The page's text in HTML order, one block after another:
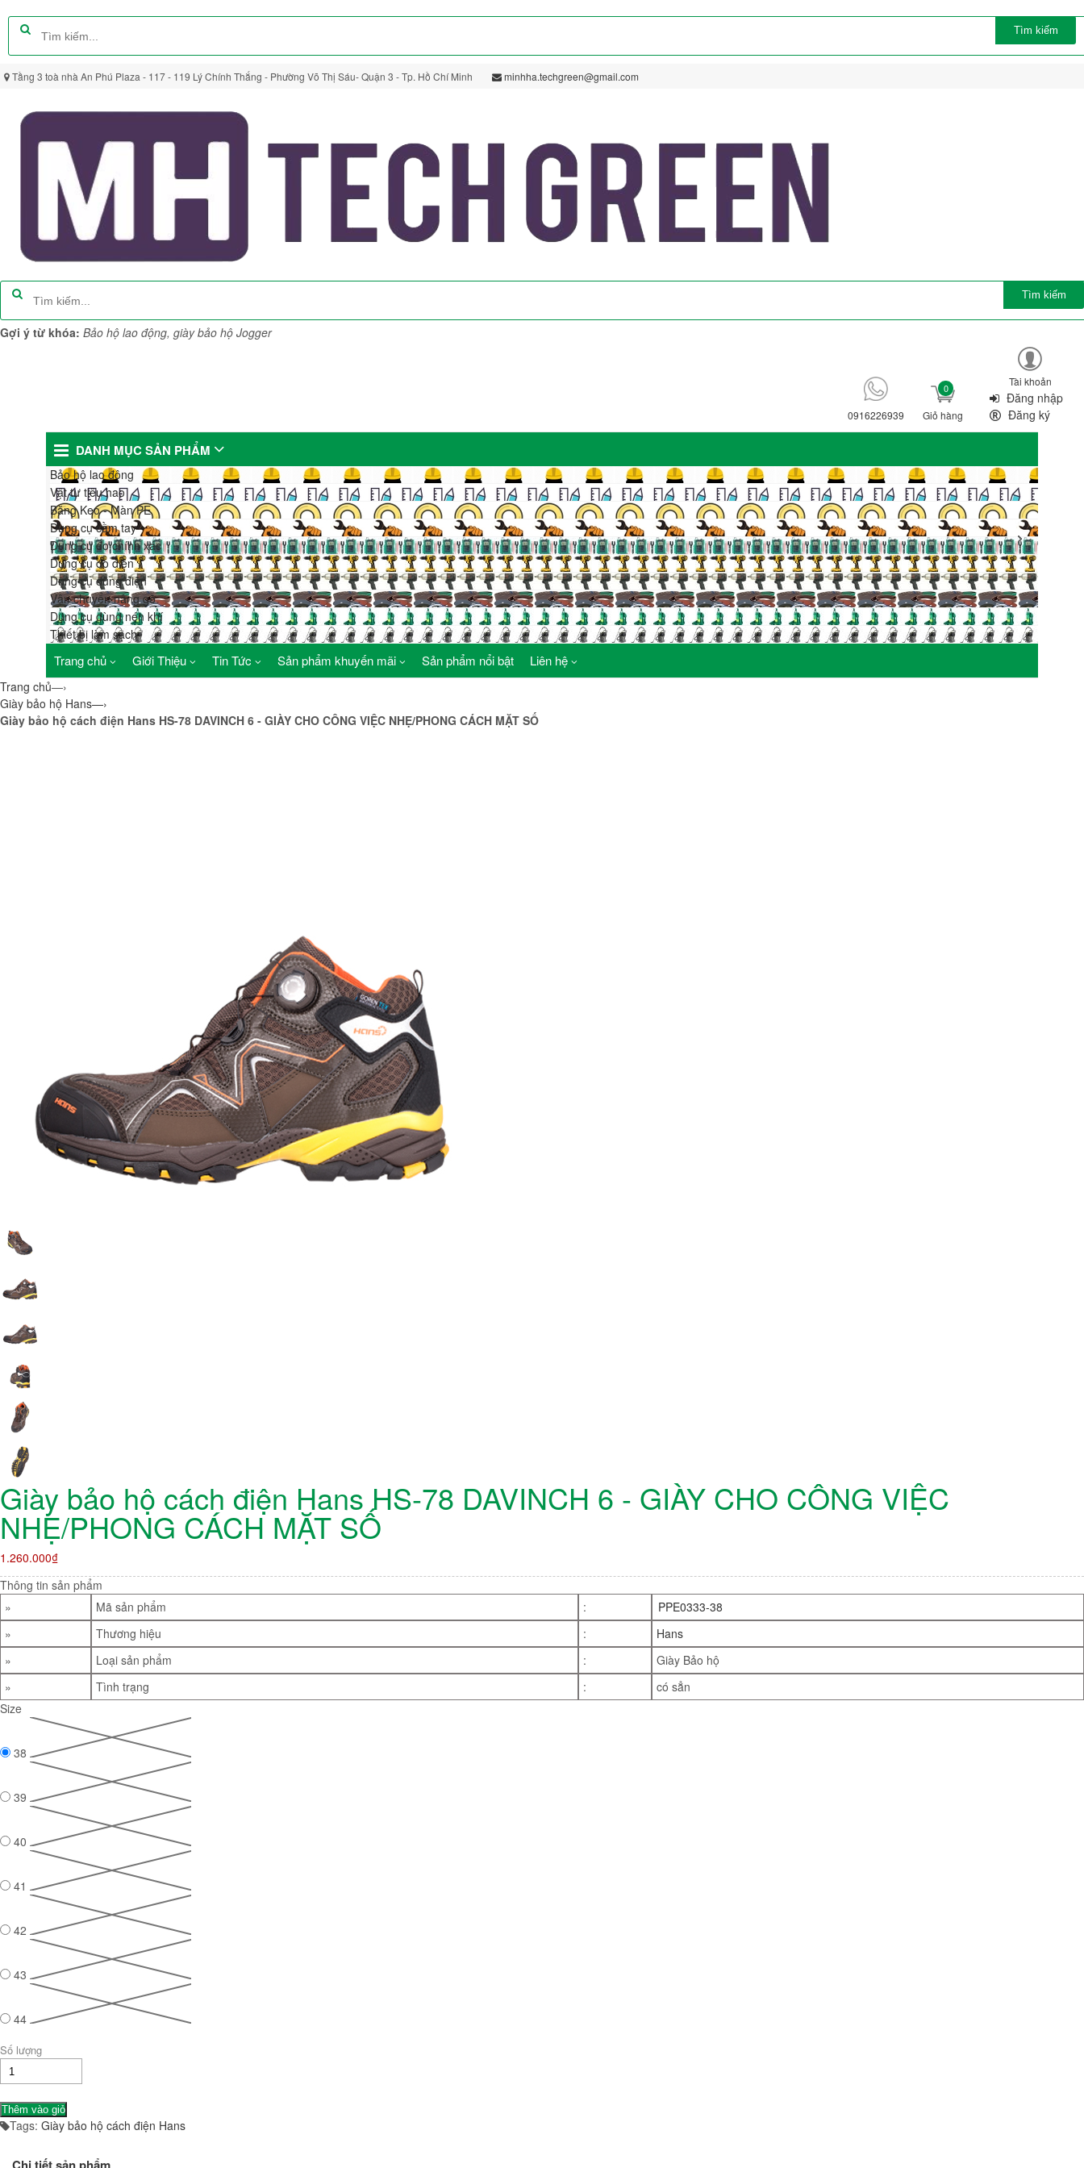
Tìm kiếm
Tầng 3 toà nhà An Phú Plaza - 117 - 119 Lý Chính Thắng - Phường Võ Thị Sáu- Quận 3 - Tp. Hồ Chí Minh minhha.techgreen@gmail.com
Tìm kiếm
Gợi ý từ khóa: Bảo hộ lao động, giày bảo hộ Jogger
0916226939 Giỏ hàng
0 Tài khoản
Đăng nhập
Đăng ký
DANH MỤC SẢN PHẨM
Bảo hộ lao động
Vật tư tiêu hao
Băng Keo - Màn PE
Dụng cụ cầm tay
Dụng cụ đo chính xác
Dụng cụ đo điện
Dụng cụ dùng điện
Vận chuyển nâng gỡ
Dụng cụ dùng nén khí
Thiết bị làm sạch
Trang chủ Giới Thiệu Tin Tức Sản phẩm khuyến mãi Sản phẩm nổi bật Liên hệ
Trang chủ—›
Giày bảo hộ Hans—›
Giày bảo hộ cách điện Hans HS-78 DAVINCH 6 - GIÀY CHO CÔNG VIỆC NHẸ/PHONG CÁCH MẶT SỐ
Giày bảo hộ cách điện Hans HS-78 DAVINCH 6 - GIÀY CHO CÔNG VIỆC
NHẸ/PHONG CÁCH MẶT SỐ
1.260.000₫
Thông tin sản phẩm
»
Mã sản phẩm :
PPE0333-38
»
Thương hiệu :
Hans
»
Loại sản phẩm :
Giày Bảo hộ
»
Tình trạng :
có sẳn
Size
38
39
40
41
42
43
44
Số lượng
Thêm vào giỏ
Tags: Giày bảo hộ cách điện Hans